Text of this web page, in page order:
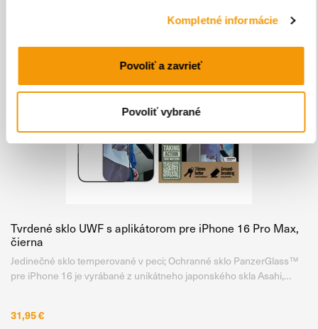
Kompletné informácie
Povoliť a zavrieť
Povoliť vybrané
Tvrdené sklo UWF s aplikátorom pre iPhone 16 Pro Max,
čierna
Jedinečné sklo temperované v peci; Ochranné sklo PanzerGlass™
pre iPhone 16 je vyrábané z unikátneho japonského skla Asahi,
31,95 €